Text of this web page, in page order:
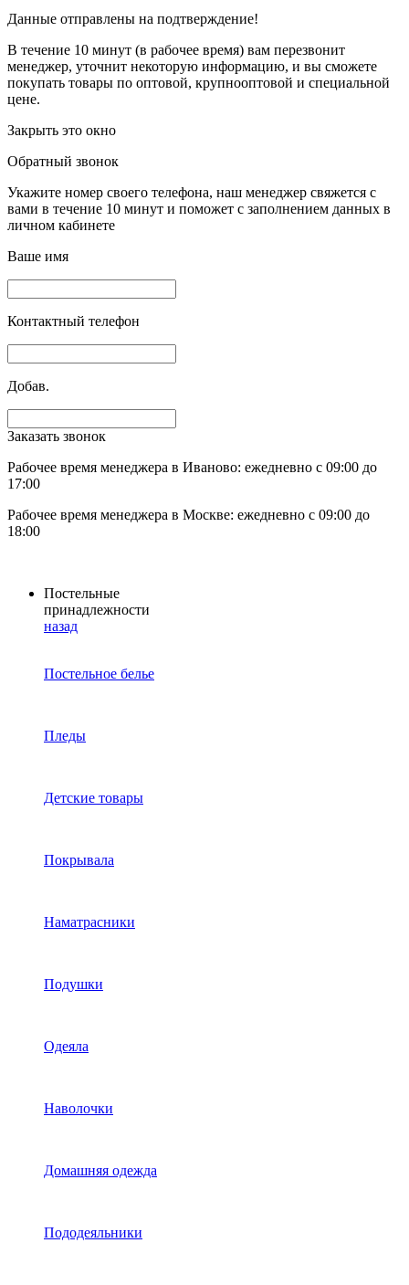
Данные отправлены на подтверждение!
В течение 10 минут (в рабочее время) вам перезвонит
менеджер, уточнит некоторую информацию, и вы сможете
покупать товары по оптовой, крупнооптовой и специальной
цене.
Закрыть это окно
Обратный звонок
Укажите номер своего телефона, наш менеджер свяжется с
вами в течение 10 минут и поможет с заполнением данных в
личном кабинете
Ваше имя
Контактный телефон
Добав.
Заказать звонок
Рабочее время менеджера в Иваново: ежедневно с 09:00 до
17:00
Рабочее время менеджера в Москве: ежедневно с 09:00 до
18:00
Постельные
принадлежности
назад
Постельное белье
Пледы
Детские товары
Покрывала
Наматрасники
Подушки
Одеяла
Наволочки
Домашняя одежда
Пододеяльники